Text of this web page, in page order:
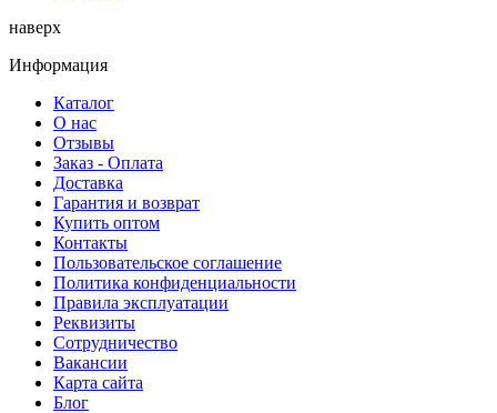
наверх
Информация
Каталог
О нас
Отзывы
Заказ - Оплата
Доставка
Гарантия и возврат
Купить оптом
Контакты
Пользовательское соглашение
Политика конфиденциальности
Правила эксплуатации
Реквизиты
Сотрудничество
Вакансии
Карта сайта
Блог